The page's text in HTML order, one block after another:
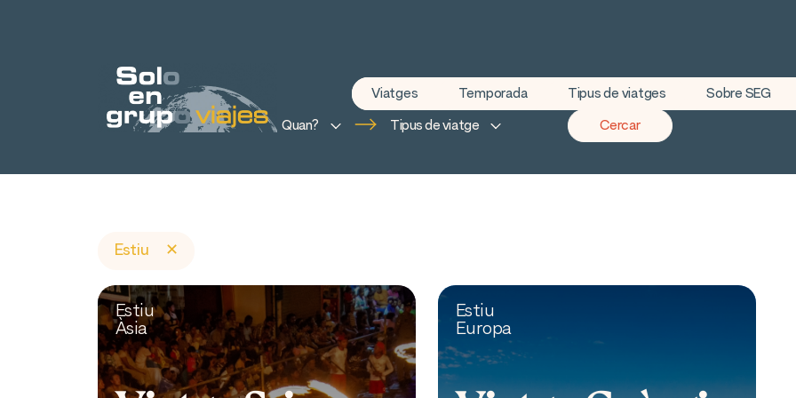
Viatges Temporada Tipus de viatges Sobre SEG
On vols anar?
Quan? Tipus de viatge Cercar
Estiu ✕
Estiu
Àsia
Estiu
Europa